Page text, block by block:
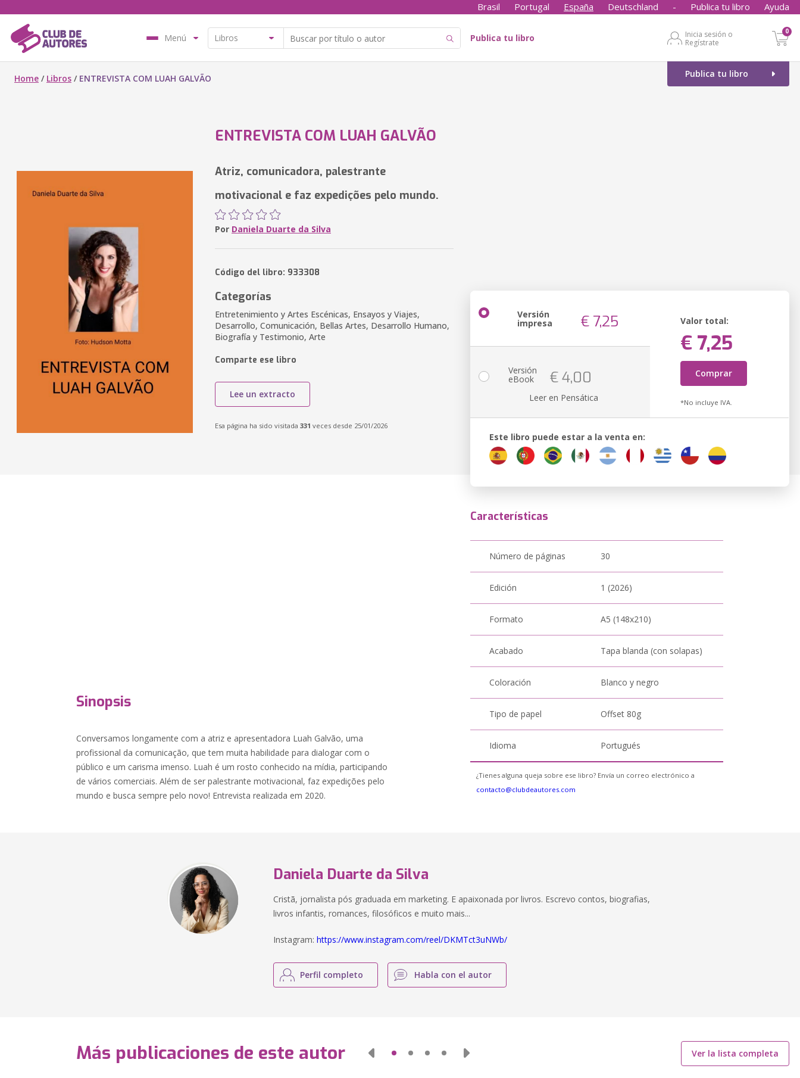
Brasil Portugal España Deutschland - Publica tu libro Ayuda
Menú Publica tu libro
Inicia sesión o
Regístrate
0
Publica tu libro
Home / Libros / ENTREVISTA COM LUAH GALVÃO
ENTREVISTA COM LUAH GALVÃO
Atriz, comunicadora, palestrante
motivacional e faz expedições pelo mundo.
Por Daniela Duarte da Silva
Código del libro: 933308
Categorías
Entretenimiento y Artes Escénicas, Ensayos y Viajes,
Desarrollo, Comunicación, Bellas Artes, Desarrollo Humano,
Biografía y Testimonio, Arte
Comparte ese libro
Lee un extracto
Esa página ha sido visitada 331 veces desde 25/01/2026
Versión
impresa € 7,25 Valor total:
€ 7,25
Comprar
*No incluye IVA.
Versión
eBook € 4,00
Leer en Pensática
Este libro puede estar a la venta en:
Sinopsis
Conversamos longamente com a atriz e apresentadora Luah Galvão, uma
profissional da comunicação, que tem muita habilidade para dialogar com o
público e um carisma imenso. Luah é um rosto conhecido na mídia, participando
de vários comerciais. Além de ser palestrante motivacional, faz expedições pelo
mundo e busca sempre pelo novo! Entrevista realizada em 2020.
Características
Número de páginas 30
Edición 1 (2026)
Formato A5 (148x210)
Acabado Tapa blanda (con solapas)
Coloración Blanco y negro
Tipo de papel Offset 80g
Idioma Portugués
¿Tienes alguna queja sobre ese libro? Envía un correo electrónico a
contacto@clubdeautores.com
Daniela Duarte da Silva
Cristã, jornalista pós graduada em marketing. E apaixonada por livros. Escrevo contos, biografias,
livros infantis, romances, filosóficos e muito mais...
Instagram:https://www.instagram.com/reel/DKMTct3uNWb/
Perfil completo Habla con el autor
Más publicaciones de este autor Ver la lista completa